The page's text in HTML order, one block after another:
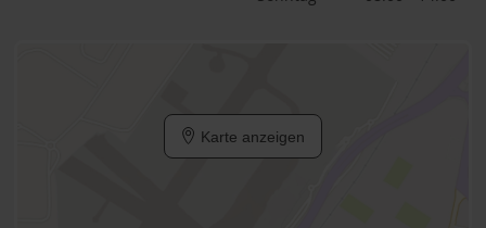
Karte anzeigen